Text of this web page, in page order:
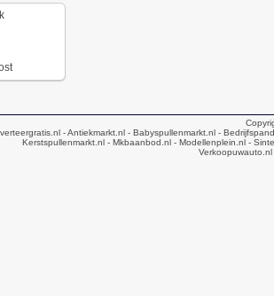
- Antiekmarkt.nl - Babyspullenmarkt.nl -
Kerstspullenmarkt.nl- Mkbaanbod.nl- Modellenplein.nl-
Verkoopuwauto.nl